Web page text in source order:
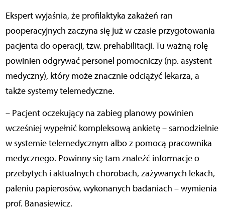
Ekspert wyjaśnia, że profilaktyka zakażeń ran
pooperacyjnych zaczyna się już w czasie przygotowania
pacjenta do operacji, tzw. prehabilitacji. Tu ważną rolę
powinien odgrywać personel pomocniczy (np. asystent
medyczny), który może znacznie odciążyć lekarza, a
także systemy telemedyczne.
– Pacjent oczekujący na zabieg planowy powinien
wcześniej wypełnić kompleksową ankietę – samodzielnie
w systemie telemedycznym albo z pomocą pracownika
medycznego. Powinny się tam znaleźć informacje o
przebytych i aktualnych chorobach, zażywanych lekach,
paleniu papierosów, wykonanych badaniach – wymienia
prof. Banasiewicz.